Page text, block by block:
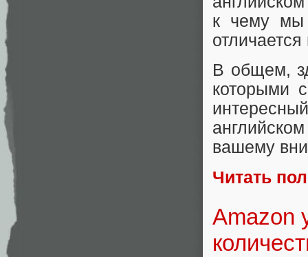
к чему мы
В общем,
которыми
вашему
Читать
Amazon